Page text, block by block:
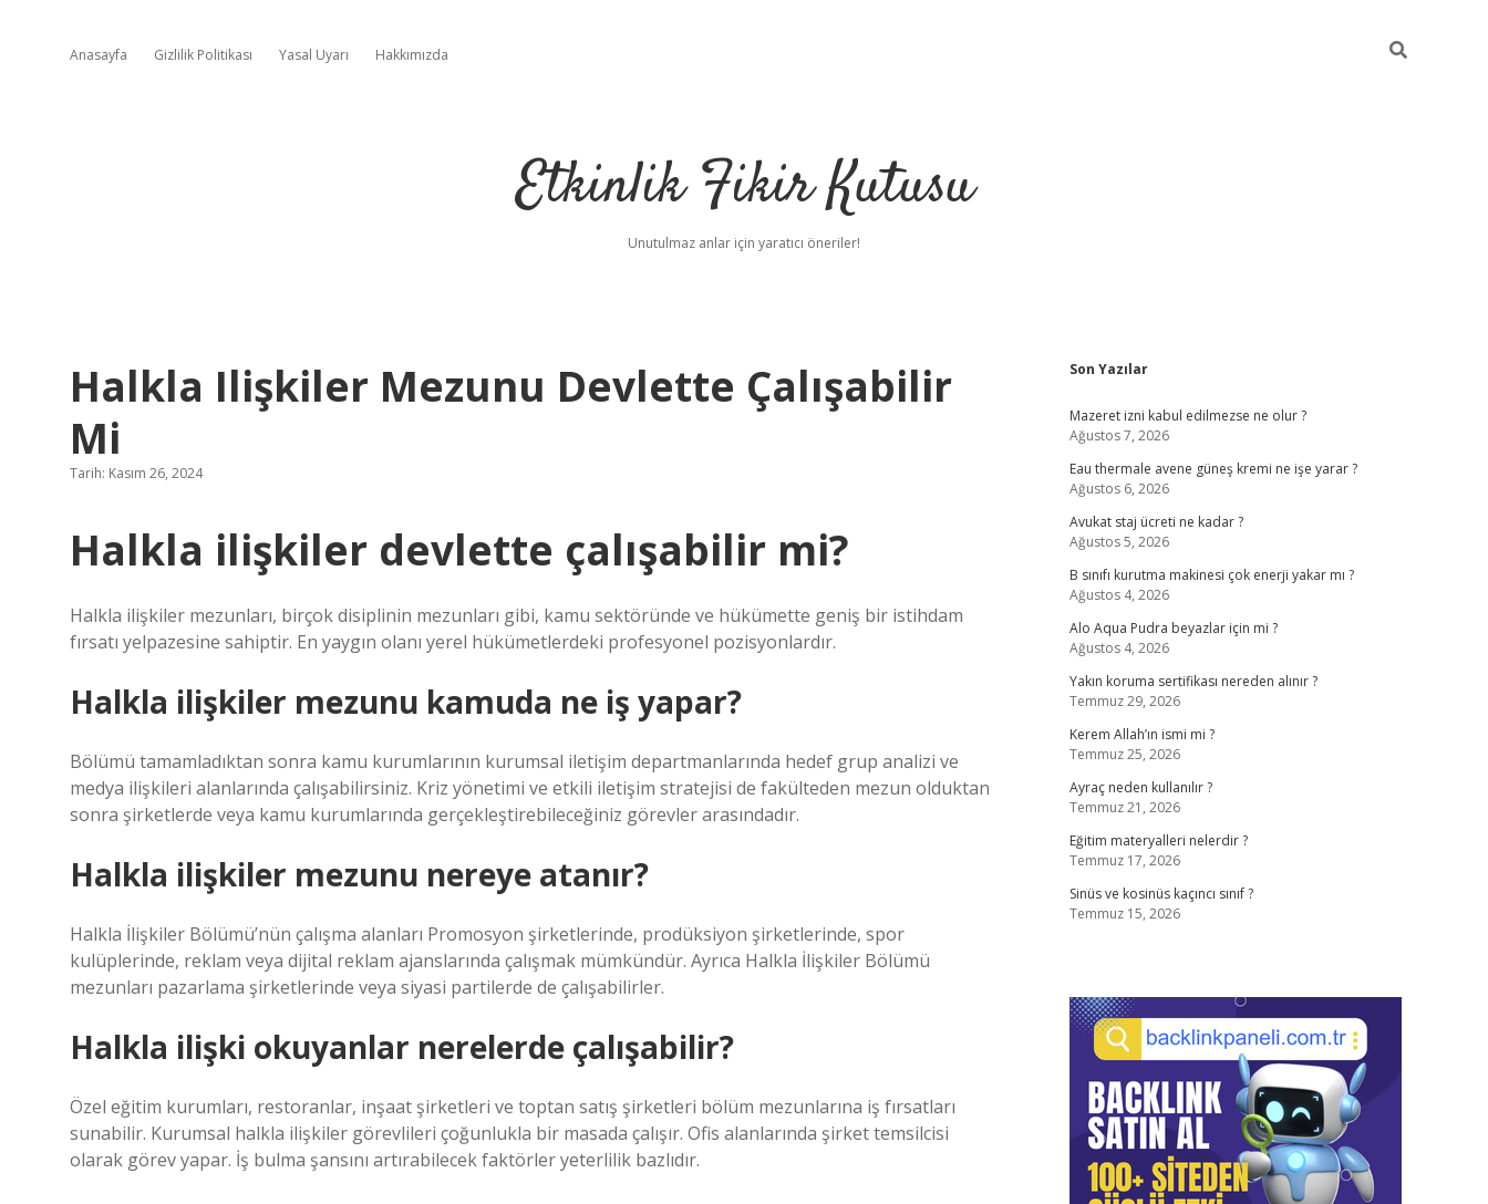
Anasayfa Gizlilik Politikası Yasal Uyarı Hakkımızda
Etkinlik Fikir Kutusu
Unutulmaz anlar için yaratıcı öneriler!
Halkla Ilişkiler Mezunu Devlette Çalışabilir
Mi
Tarih: Kasım 26, 2024
Halkla ilişkiler devlette çalışabilir mi?
Halkla ilişkiler mezunları, birçok disiplinin mezunları gibi, kamu sektöründe ve hükümette geniş bir istihdam
fırsatı yelpazesine sahiptir. En yaygın olanı yerel hükümetlerdeki profesyonel pozisyonlardır.
Halkla ilişkiler mezunu kamuda ne iş yapar?
Bölümü tamamladıktan sonra kamu kurumlarının kurumsal iletişim departmanlarında hedef grup analizi ve
medya ilişkileri alanlarında çalışabilirsiniz. Kriz yönetimi ve etkili iletişim stratejisi de fakülteden mezun olduktan
sonra şirketlerde veya kamu kurumlarında gerçekleştirebileceğiniz görevler arasındadır.
Halkla ilişkiler mezunu nereye atanır?
Halkla İlişkiler Bölümü’nün çalışma alanları Promosyon şirketlerinde, prodüksiyon şirketlerinde, spor
kulüplerinde, reklam veya dijital reklam ajanslarında çalışmak mümkündür. Ayrıca Halkla İlişkiler Bölümü
mezunları pazarlama şirketlerinde veya siyasi partilerde de çalışabilirler.
Halkla ilişki okuyanlar nerelerde çalışabilir?
Özel eğitim kurumları, restoranlar, inşaat şirketleri ve toptan satış şirketleri bölüm mezunlarına iş fırsatları
sunabilir. Kurumsal halkla ilişkiler görevlileri çoğunlukla bir masada çalışır. Ofis alanlarında şirket temsilcisi
olarak görev yapar. İş bulma şansını artırabilecek faktörler yeterlilik bazlıdır.
Sidebar
Son Yazılar
Mazeret izni kabul edilmezse ne olur ?
Ağustos 7, 2026
Eau thermale avene güneş kremi ne işe yarar ?
Ağustos 6, 2026
Avukat staj ücreti ne kadar ?
Ağustos 5, 2026
B sınıfı kurutma makinesi çok enerji yakar mı ?
Ağustos 4, 2026
Alo Aqua Pudra beyazlar için mi ?
Ağustos 4, 2026
Yakın koruma sertifikası nereden alınır ?
Temmuz 29, 2026
Kerem Allah’ın ismi mi ?
Temmuz 25, 2026
Ayraç neden kullanılır ?
Temmuz 21, 2026
Eğitim materyalleri nelerdir ?
Temmuz 17, 2026
Sinüs ve kosinüs kaçıncı sınıf ?
Temmuz 15, 2026